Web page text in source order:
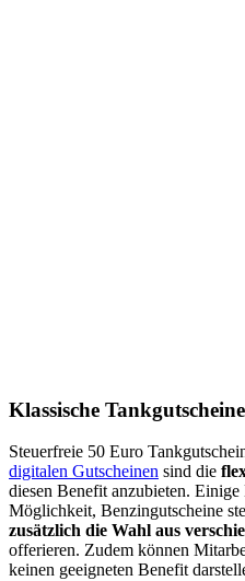
Klassische Tankgutscheine
Steuerfreie 50 Euro
digitalen Gutscheinen sind die
diesen Benefit anzubieten.
Möglichkeit, Benzingutscheine
zusätzlich die Wahl aus
offerieren. Zudem können
keinen geeigneten Benefit